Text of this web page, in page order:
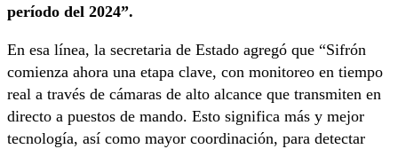
período del 2024”.
En esa línea, la secretaria de Estado agregó que “Sifrón
comienza ahora una etapa clave, con monitoreo en tiempo
real a través de cámaras de alto alcance que transmiten en
directo a puestos de mando. Esto significa más y mejor
tecnología, así como mayor coordinación, para detectar